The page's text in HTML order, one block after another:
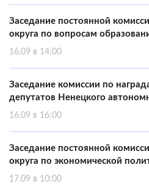
Заседание постоянной
округа по вопросам
16.09 в 14:00
Заседание комиссии по
депутатов Ненецкого
16.09 в 16:00
Заседание постоянной
округа по экономической
17.09 в 10:00